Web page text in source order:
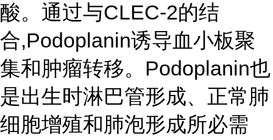
酸。通过与CLEC-2的结
合,Podoplanin诱导血小板聚
集和肿瘤转移。Podoplanin也
是出生时淋巴管形成、正常肺
细胞增殖和肺泡形成所必需